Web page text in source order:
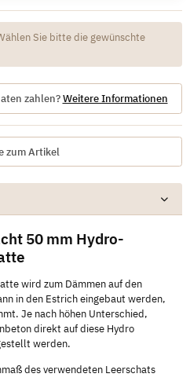
Sie bitte die gewünschte
zahlen?Weitere Informationen
zum Artikel
50 mm Hydro-
wird zum Dämmen auf den
in den Estrich eingebaut werden,
Je nach höhen Unterschied,
direkt auf diese Hydro
werden.
des verwendeten Leerschats